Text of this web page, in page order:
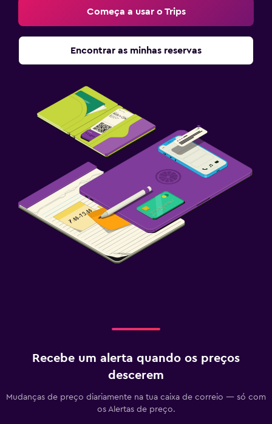
Começa a usar o Trips
Encontrar as minhas reservas
Recebe um alerta quando os preços
descerem
Mudanças de preço diariamente na tua caixa de correio — só com
os Alertas de preço.